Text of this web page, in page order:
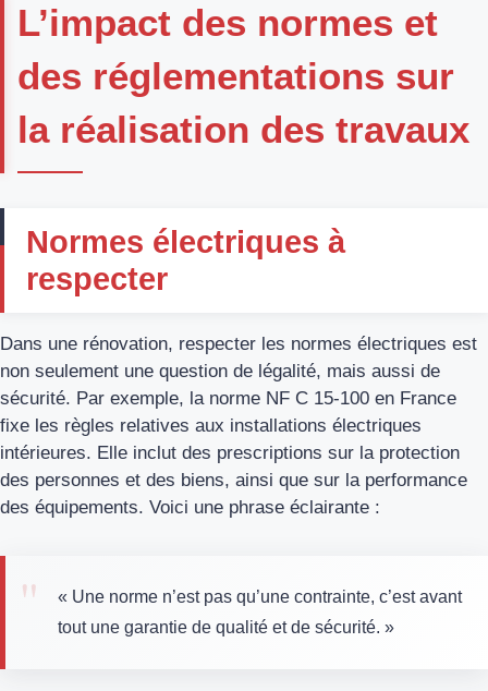
L’impact des normes et
des réglementations sur
la réalisation des travaux
Normes électriques à
respecter
Dans une rénovation, respecter les normes électriques est
non seulement une question de légalité, mais aussi de
sécurité. Par exemple, la norme NF C 15-100 en France
fixe les règles relatives aux installations électriques
intérieures. Elle inclut des prescriptions sur la protection
des personnes et des biens, ainsi que sur la performance
des équipements. Voici une phrase éclairante :
« Une norme n’est pas qu’une contrainte, c’est avant
tout une garantie de qualité et de sécurité. »